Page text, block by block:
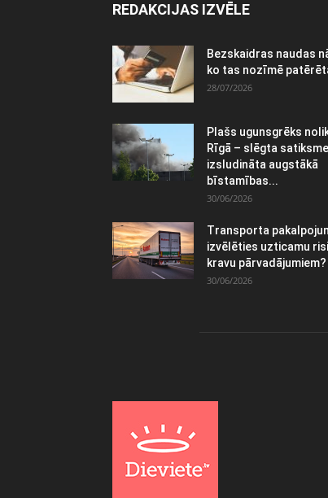
REDAKCIJAS IZVĒLE
Bezskaidras naudas
ko tas nozīmē
28/07/2026
Plašs ugunsgrēks
Rīgā – slēgta
izsludināta augstākā
bīstamības...
30/06/2026
Transporta
izvēlēties uzticamu
kravu pārvadājumiem?
30/06/2026